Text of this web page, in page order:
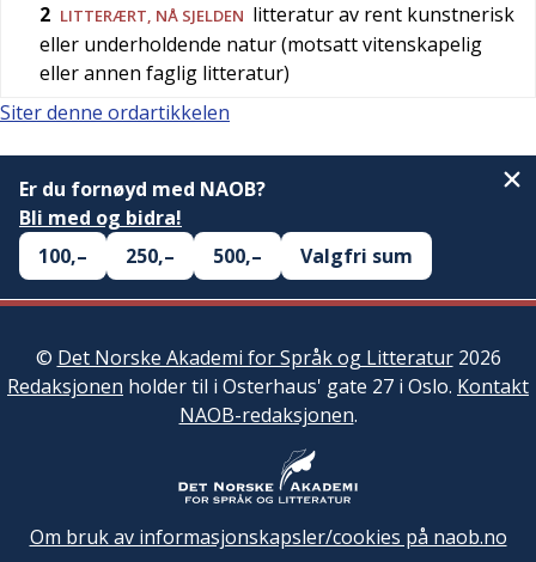
2 LITTERÆRT, NÅ SJELDEN litteratur av rent kunstnerisk
eller underholdende natur (motsatt vitenskapelig
eller annen faglig litteratur)
Siter denne ordartikkelen
Er du fornøyd med NAOB?
Bli med og bidra!
100,–
250,– 500,– Valgfri sum
© Det Norske Akademi for Språk og Litteratur2026
Redaksjonen holder til i Osterhaus' gate 27 i Oslo. Kontakt
NAOB-redaksjonen.
Om bruk av informasjonskapsler/cookies på naob.no